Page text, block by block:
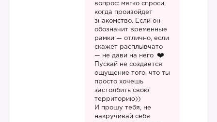
вопрос: мягко спроси,
когда произойдет
знакомство. Если он
обозначит временные
рамки — отлично, если
скажет расплывчато
— не дави на него
Пускай не создается
ощущение того, что ты
просто хочешь
застолбить свою
территорию))
И прошу тебя, не
накручивай себя